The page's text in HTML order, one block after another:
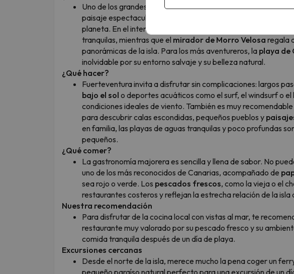
Uno de los grandes imprescindibles es elParque Natural de
paisaje espectacular de arena blanca frente al Atlántico que
planeta. En el interior de la isla,
tranquilas, mientras que el mirador de Morro Velosa regala
panorámicas de la isla. Para los más aventureros, la playa
inolvidable por su entorno salvaje y su belleza natural.
¿Qué hacer?
Fuerteventura invita a disfrutar sin complicaciones: largos
bajo el sol o deportes acuáticos como el surf, el windsurf o el
condiciones ideales de viento. También es muy recomendable
para descubrir calas escondidas, pequeños pueblos y
en familia, las playas de aguas tranquilas y poco profundas
pequeños.
¿Qué comer?
La gastronomía majorera es sencilla y llena de sabor. No
uno de los más reconocidos de Canarias, acompañado de
sea rojo o verde. Los pescados frescos, como la vieja o el
restaurantes costeros y reflejan la estrecha relación de la isla
Nuestra recomendación
Para disfrutar de la cocina local con vistas al mar, te
restaurante muy valorado por su pescado fresco y su
comida tranquila después de un día de playa.
Excursiones cercanas
Desde el norte de la isla, merece mucho la pena coger un
pequeño paraíso natural perfecto para una excursión de un